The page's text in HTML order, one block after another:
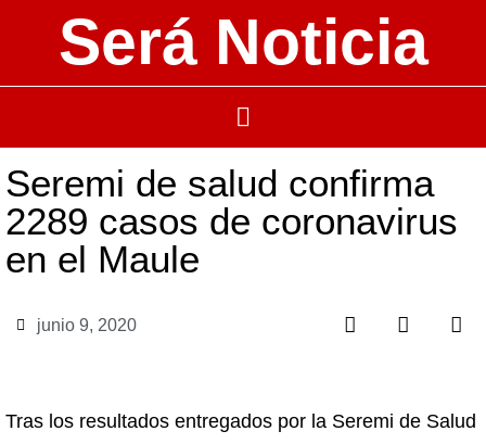
Será Noticia
Seremi de salud confirma
2289 casos de coronavirus
en el Maule
junio 9, 2020
Tras los resultados entregados por la Seremi de Salud